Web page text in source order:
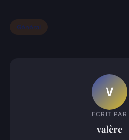
Général
V
ECRIT PAR
valère